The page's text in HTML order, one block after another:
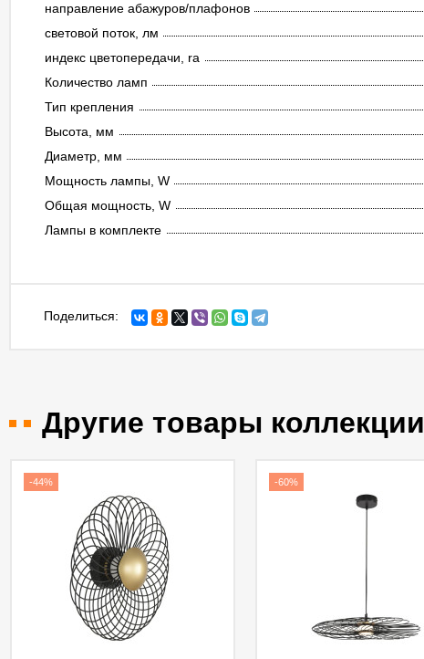
направление абажуров/плафонов
световой поток, лм
индекс цветопередачи, ra
Количество ламп
Тип крепления
Высота, мм
Диаметр, мм
Мощность лампы, W
Общая мощность, W
Лампы в комплекте
Поделиться:
Другие товары коллекции
-44% -60%